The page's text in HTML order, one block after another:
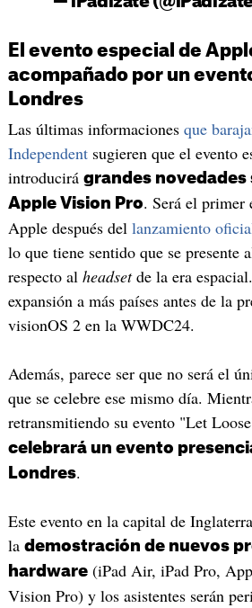
El evento especial de
acompañado por un
Londres
Las últimas informaciones que
Independentsugieren que el evento
introducirá grandes novedades
Apple Vision Pro. Será el primer
Apple después del lanzamiento
lo que tiene sentido que se presente
respecto al headsetde la era
expansión a más países antes de la
visionOS 2 en la WWDC24.
Además, parece ser que no será el
que se celebre ese mismo día.
retransmitiendo su evento "Let
celebrará un evento
Londres.
Este evento en la capital de
la demostración de nuevos
hardware(iPad Air, iPad Pro,
Vision Pro) y los asistentes serán